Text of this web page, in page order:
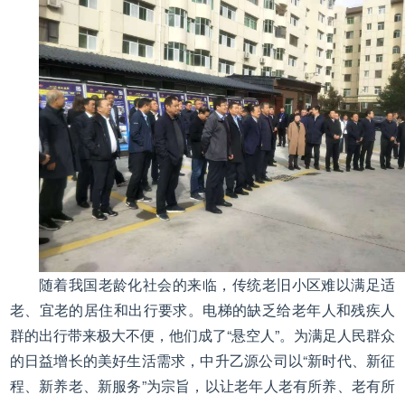
随着我国老龄化社会的来临，传统老旧小区难以满足适
老、宜老的居住和出行要求。电梯的缺乏给老年人和残疾人
群的出行带来极大不便，他们成了“悬空人”。为满足人民群众
的日益增长的美好生活需求，中升乙源公司以“新时代、新征
程、新养老、新服务”为宗旨，以让老年人老有所养、老有所